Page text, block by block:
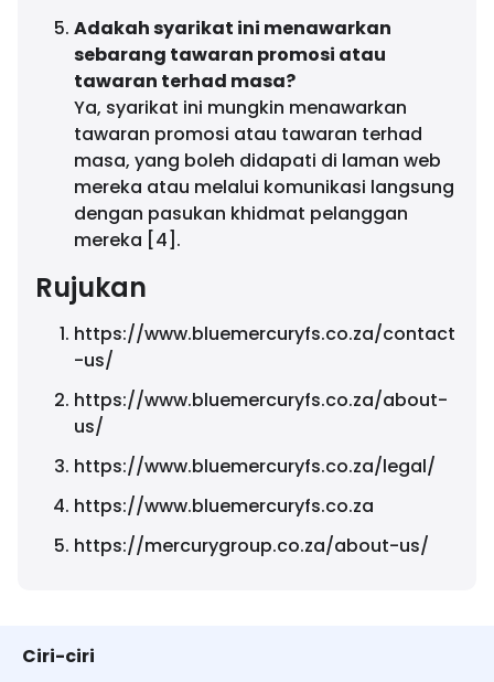
Adakah syarikat ini menawarkan
sebarang tawaran promosi atau
tawaran terhad masa?
Ya, syarikat ini mungkin menawarkan
tawaran promosi atau tawaran terhad
masa, yang boleh didapati di laman web
mereka atau melalui komunikasi langsung
dengan pasukan khidmat pelanggan
mereka [4].
Rujukan
https://www.bluemercuryfs.co.za/contact
-us/
https://www.bluemercuryfs.co.za/about-
us/
https://www.bluemercuryfs.co.za/legal/
https://www.bluemercuryfs.co.za
https://mercurygroup.co.za/about-us/
Ciri-ciri